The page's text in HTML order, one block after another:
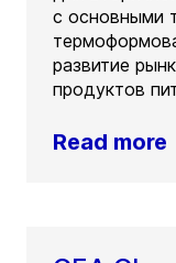
с основными
развитие
продуктов
Read more